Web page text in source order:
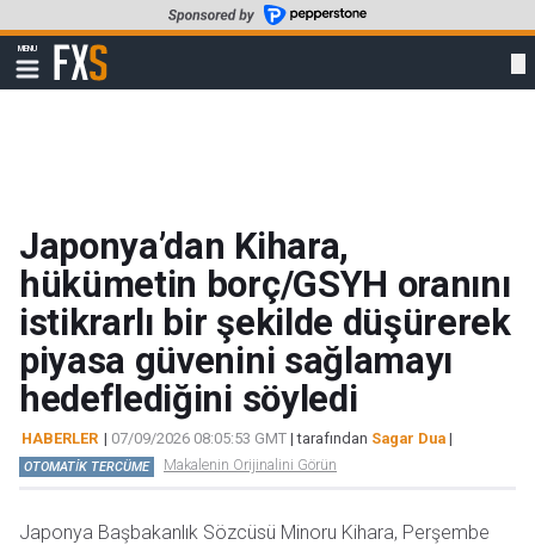
to
main
content
MENU
Show
navigation
FXStreet
Japonya’dan Kihara,
hükümetin borç/GSYH oranını
istikrarlı bir şekilde düşürerek
piyasa güvenini sağlamayı
hedeflediğini söyledi
HABERLER | 07/09/2026 08:05:53 GMT | tarafından Sagar Dua |
OTOMATİK TERCÜME Makalenin Orijinalini Görün
Japonya Başbakanlık Sözcüsü Minoru Kihara, Perşembe